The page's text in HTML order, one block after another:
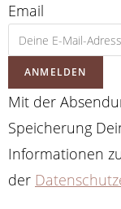
Email
ANMELDEN
Mit der
Speicherung
Informationen
der